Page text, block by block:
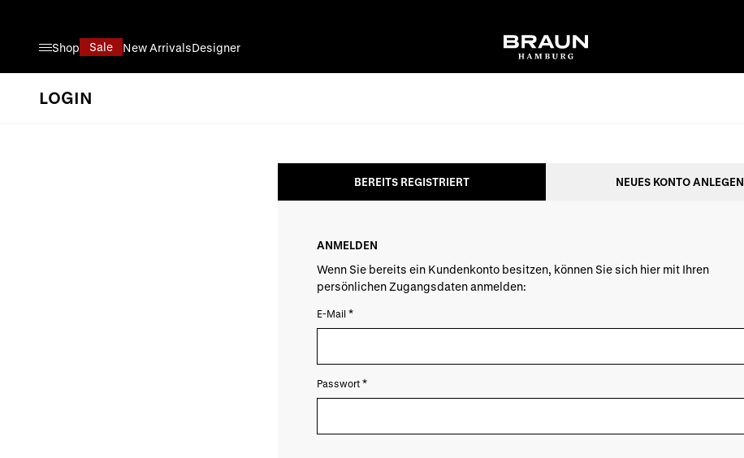
Shop
Sale New ArrivalsDesigner
LOGIN
BEREITS REGISTRIERT NEUES KONTO ANLEGEN
ANMELDEN
Wenn Sie bereits ein Kundenkonto besitzen, können Sie sich hier mit Ihren
persönlichen Zugangsdaten anmelden:
E-Mail
Passwort